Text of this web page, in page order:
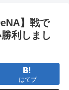
】戦で
利しまし
はてブ